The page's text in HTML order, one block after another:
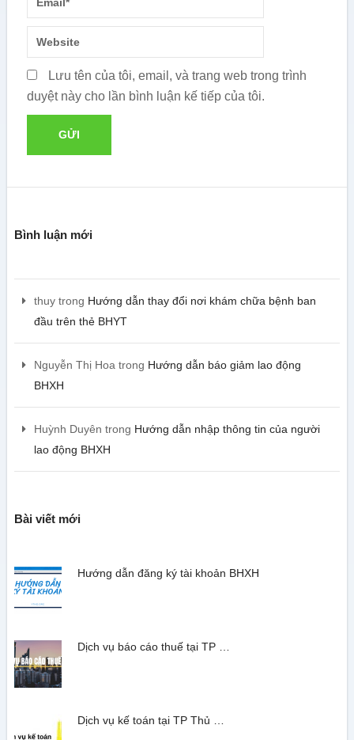
Lưu tên của tôi, email, và trang web trong trình
duyệt này cho lần bình luận kế tiếp của tôi.
Bình luận mới
thuytrong Hướng dẫn thay đổi nơi khám chữa bệnh ban
đầu trên thẻ BHYT
Nguyễn Thị Hoa trong Hướng dẫn báo giảm lao động
BHXH
Huỳnh Duyên trong Hướng dẫn nhập thông tin của người
lao động BHXH
Bài viết mới
Hướng dẫn đăng ký tài khoản BHXH
Dịch vụ báo cáo thuế tại TP …
Dịch vụ kế toán tại TP Thủ …